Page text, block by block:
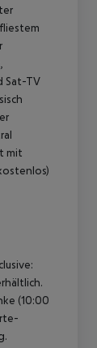
Sat-TV
mit
(10:00